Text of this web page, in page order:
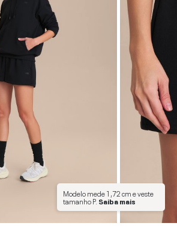
Modelo mede1,72 cme veste
tamanhoP. Saiba mais